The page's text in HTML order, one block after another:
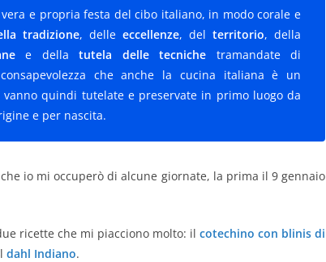
e propria festa del cibo italiano, in modo corale e
tradizione, delle eccellenze, del territorio, della
e della tutela delle tecniche tramandate di
che anche la cucina italiana è un
quindi tutelate e preservate in primo luogo da
e per nascita.
io mi occuperò di alcune giornate, la prima il 9 gennaio
ricette che mi piacciono molto: il cotechino con blinis di
dahl Indiano.